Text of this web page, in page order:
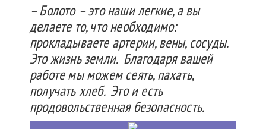
– Болото – это наши легкие, а вы
делаете то, что необходимо:
прокладываете артерии, вены, сосуды.
Это жизнь земли. Благодаря вашей
работе мы можем сеять, пахать,
получать хлеб. Это и есть
продовольственная безопасность.